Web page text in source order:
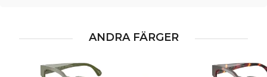
ANDRA FÄRGER